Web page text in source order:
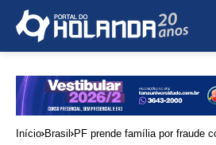
Início Brasil
PF prende família por fraude